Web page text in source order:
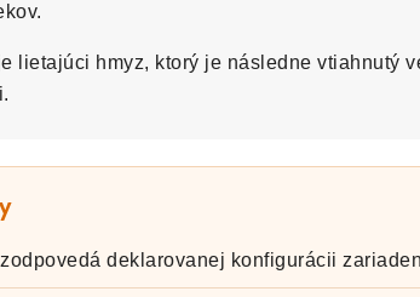
lietajúci hmyz, ktorý je následne vtiahnutý
deklarovanej konfigurácii